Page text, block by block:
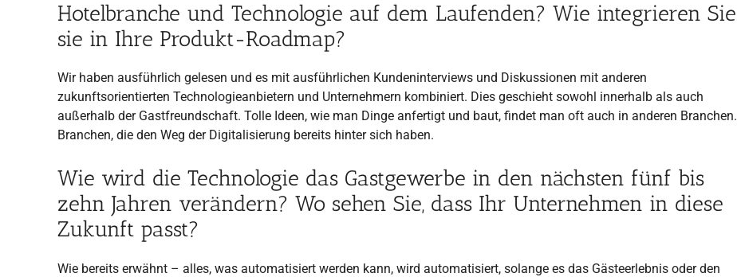
Hotelbranche und Technologie auf dem Laufenden? Wie integrieren Sie
sie in Ihre Produkt-Roadmap?
Wir haben ausführlich gelesen und es mit ausführlichen Kundeninterviews und Diskussionen mit anderen
zukunftsorientierten Technologieanbietern und Unternehmern kombiniert. Dies geschieht sowohl innerhalb als auch
außerhalb der Gastfreundschaft. Tolle Ideen, wie man Dinge anfertigt und baut, findet man oft auch in anderen Branchen.
Branchen, die den Weg der Digitalisierung bereits hinter sich haben.
Wie wird die Technologie das Gastgewerbe in den nächsten fünf bis
zehn Jahren verändern? Wo sehen Sie, dass Ihr Unternehmen in diese
Zukunft passt?
Wie bereits erwähnt – alles, was automatisiert werden kann, wird automatisiert, solange es das Gästeerlebnis oder den